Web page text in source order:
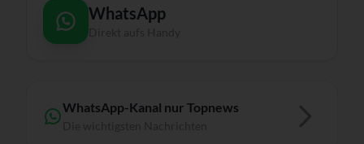
WhatsApp
WhatsApp-Kanal nur Topnews